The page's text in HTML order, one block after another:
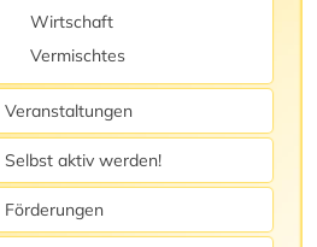
Wirtschaft
Vermischtes
Veranstaltungen
Selbst aktiv werden!
Förderungen